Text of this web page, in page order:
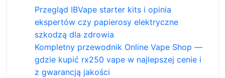
Przegląd IBVape starter kits i opinia
ekspertów czy papierosy elektryczne
szkodzą dla zdrowia
Kompletny przewodnik Online Vape Shop —
gdzie kupić rx250 vape w najlepszej cenie i
z gwarancją jakości